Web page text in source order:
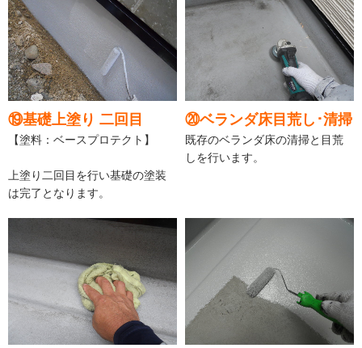
⑲基礎上塗り 二回目
【塗料：ベースプロテクト】
上塗り二回目を行い基礎の塗装
は完了となります。
⑳ベランダ床目荒し･清掃
既存のベランダ床の清掃と目荒
しを行います。